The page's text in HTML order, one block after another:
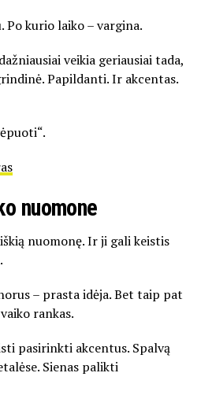
Po kurio laiko – vargina.
veikia geriausiai tada,
Papildanti. Ir akcentas.
nuomone
nuomonę. Ir ji gali keistis
– prasta idėja. Bet taip pat
rankas.
pasirinkti akcentus. Spalvą
Sienas palikti